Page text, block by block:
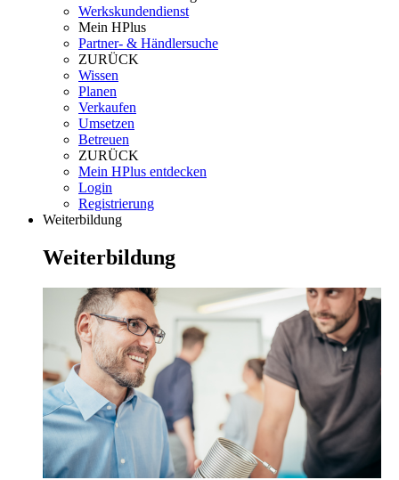
Werkskundendienst
Mein HPlus
Partner- & Händlersuche
ZURÜCK
Wissen
Planen
Verkaufen
Umsetzen
Betreuen
ZURÜCK
Mein HPlus entdecken
Login
Registrierung
Weiterbildung
Weiterbildung